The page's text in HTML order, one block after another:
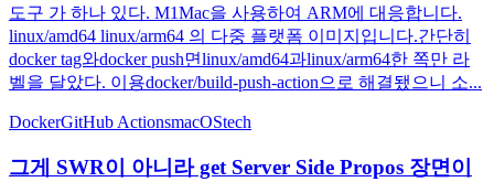
도구 가 하나 있다. M1Mac을 사용하여 ARM에 대응합니다.
linux/amd64 linux/arm64 의 다중 플랫폼 이미지입니다.간단히
docker tag와docker push면linux/amd64과linux/arm64한 쪽만 라
벨을 달았다. 이용docker/build-push-action으로 해결됐으니 소...
DockerGitHub ActionsmacOStech
그게 SWR이 아니라 get Server Side Propos 장면이